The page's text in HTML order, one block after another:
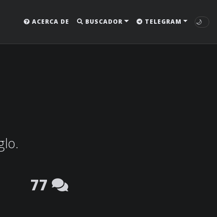
ACERCA DE BUSCADOR TELEGRAM 🌙
77